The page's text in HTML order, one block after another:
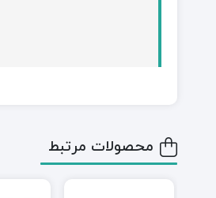
محصولات مرتبط